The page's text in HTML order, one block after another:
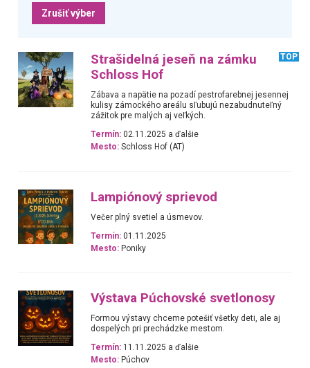
Zrušiť výber
Strašidelná jeseň na zámku
Schloss Hof
TOP
Zábava a napätie na pozadí pestrofarebnej jesennej
kulisy zámockého areálu sľubujú nezabudnuteľný
zážitok pre malých aj veľkých.
Termín: 02.11.2025 a ďalšie
Mesto: Schloss Hof (AT)
Lampiónový sprievod
Večer plný svetiel a úsmevov.
Termín: 01.11.2025
Mesto: Poniky
Výstava Púchovské svetlonosy
Formou výstavy chceme potešiť všetky deti, ale aj
dospelých pri prechádzke mestom.
Termín: 11.11.2025 a ďalšie
Mesto: Púchov